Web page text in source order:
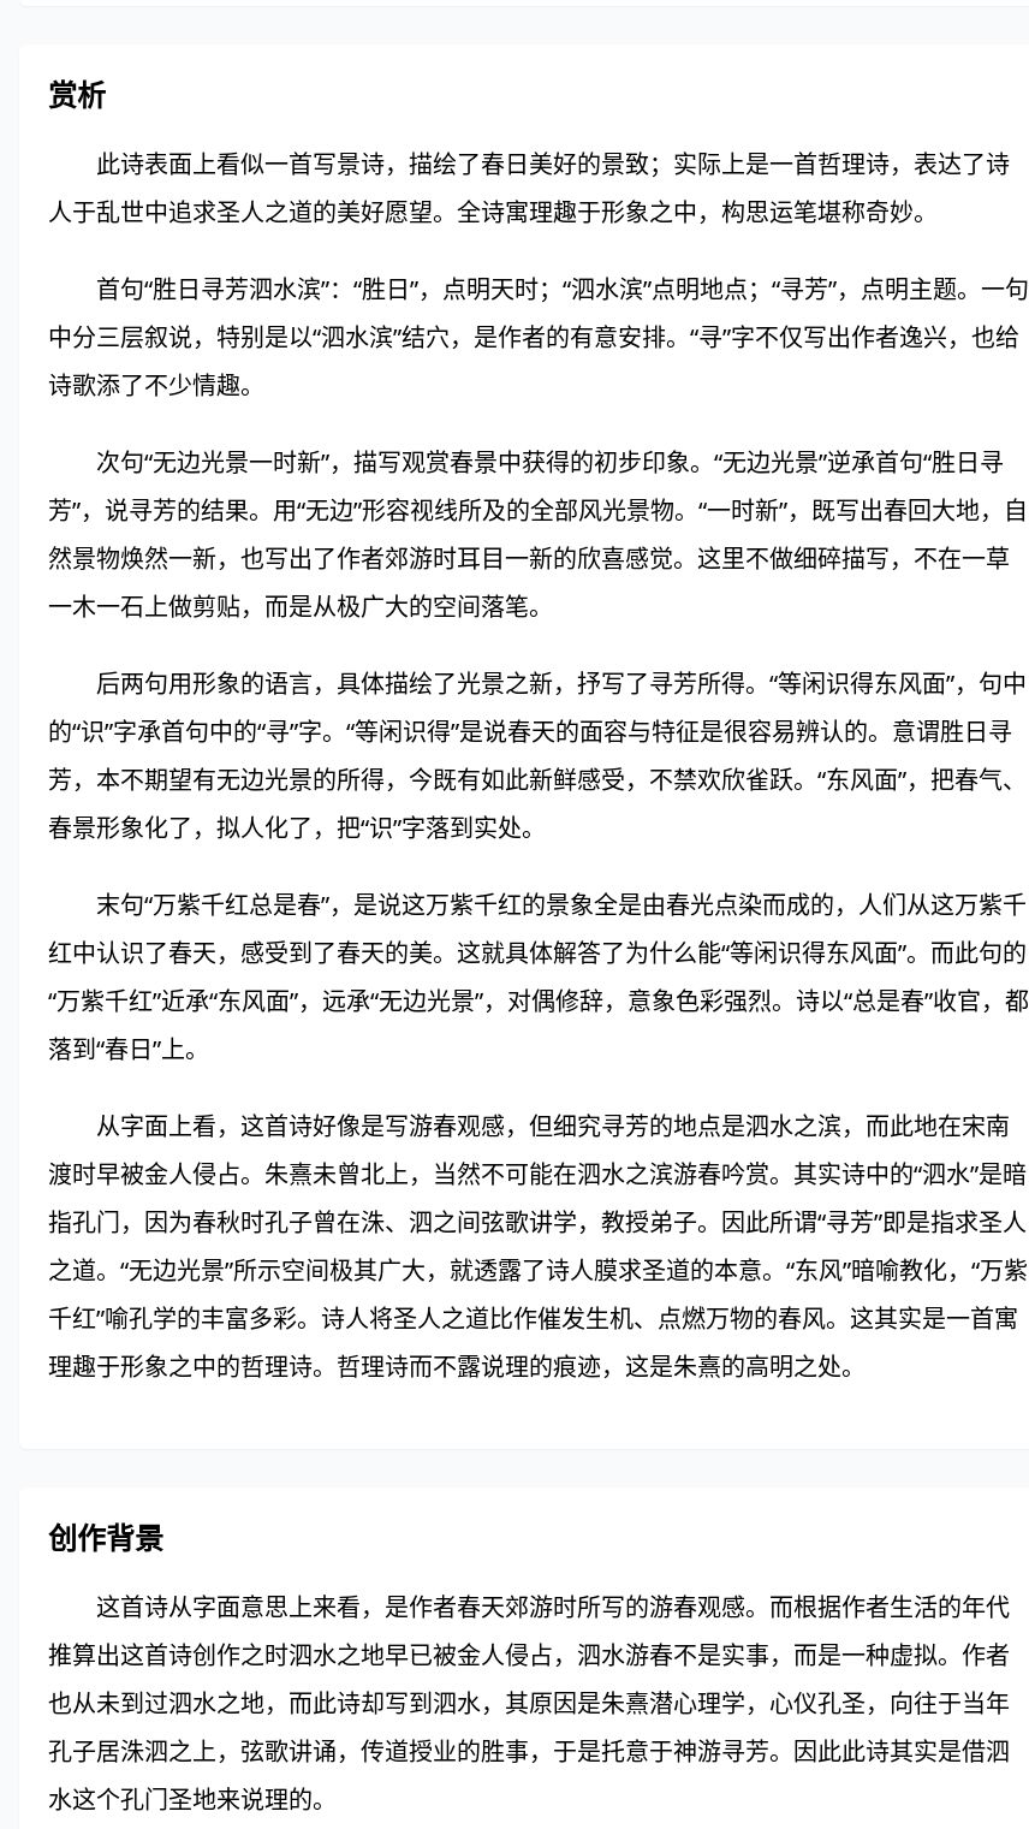
赏析
此诗表面上看似一首写景诗，描绘了春日美好的景致；实际上是一首哲理诗，表达了诗
人于乱世中追求圣人之道的美好愿望。全诗寓理趣于形象之中，构思运笔堪称奇妙。
首句“胜日寻芳泗水滨”：“胜日”，点明天时；“泗水滨”点明地点；“寻芳”，点明主题。一句
中分三层叙说，特别是以“泗水滨”结穴，是作者的有意安排。“寻”字不仅写出作者逸兴，也给
诗歌添了不少情趣。
次句“无边光景一时新”，描写观赏春景中获得的初步印象。“无边光景”逆承首句“胜日寻
芳”，说寻芳的结果。用“无边”形容视线所及的全部风光景物。“一时新”，既写出春回大地，自
然景物焕然一新，也写出了作者郊游时耳目一新的欣喜感觉。这里不做细碎描写，不在一草
一木一石上做剪贴，而是从极广大的空间落笔。
后两句用形象的语言，具体描绘了光景之新，抒写了寻芳所得。“等闲识得东风面”，句中
的“识”字承首句中的“寻”字。“等闲识得”是说春天的面容与特征是很容易辨认的。意谓胜日寻
芳，本不期望有无边光景的所得，今既有如此新鲜感受，不禁欢欣雀跃。“东风面”，把春气、
春景形象化了，拟人化了，把“识”字落到实处。
末句“万紫千红总是春”，是说这万紫千红的景象全是由春光点染而成的，人们从这万紫千
红中认识了春天，感受到了春天的美。这就具体解答了为什么能“等闲识得东风面”。而此句的
“万紫千红”近承“东风面”，远承“无边光景”，对偶修辞，意象色彩强烈。诗以“总是春”收官，都
落到“春日”上。
从字面上看，这首诗好像是写游春观感，但细究寻芳的地点是泗水之滨，而此地在宋南
渡时早被金人侵占。朱熹未曾北上，当然不可能在泗水之滨游春吟赏。其实诗中的“泗水”是暗
指孔门，因为春秋时孔子曾在洙、泗之间弦歌讲学，教授弟子。因此所谓“寻芳”即是指求圣人
之道。“无边光景”所示空间极其广大，就透露了诗人膜求圣道的本意。“东风”暗喻教化，“万紫
千红”喻孔学的丰富多彩。诗人将圣人之道比作催发生机、点燃万物的春风。这其实是一首寓
理趣于形象之中的哲理诗。哲理诗而不露说理的痕迹，这是朱熹的高明之处。
创作背景
这首诗从字面意思上来看，是作者春天郊游时所写的游春观感。而根据作者生活的年代
推算出这首诗创作之时泗水之地早已被金人侵占，泗水游春不是实事，而是一种虚拟。作者
也从未到过泗水之地，而此诗却写到泗水，其原因是朱熹潜心理学，心仪孔圣，向往于当年
孔子居洙泗之上，弦歌讲诵，传道授业的胜事，于是托意于神游寻芳。因此此诗其实是借泗
水这个孔门圣地来说理的。